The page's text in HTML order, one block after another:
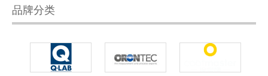
品牌分类